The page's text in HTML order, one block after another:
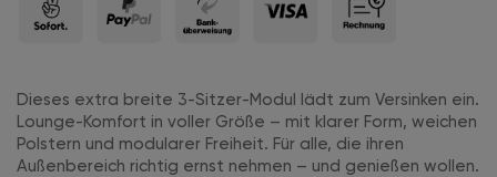
Dieses extra breite 3-Sitzer-Modul lädt zum Versinken ein.
Lounge-Komfort in voller Größe – mit klarer Form, weichen
Polstern und modularer Freiheit. Für alle, die ihren
Außenbereich richtig ernst nehmen – und genießen wollen.